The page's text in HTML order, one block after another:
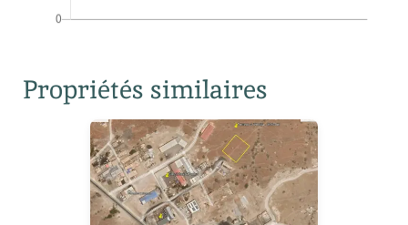
Propriétés similaires